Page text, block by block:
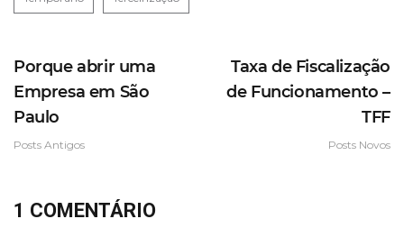
Porque abrir uma
Empresa em São
Paulo
Posts Antigos
Taxa de Fiscalização
de Funcionamento –
TFF
Posts Novos
1 COMENTÁRIO